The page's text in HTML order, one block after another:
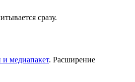
сразу.
медиапакет. Расширение